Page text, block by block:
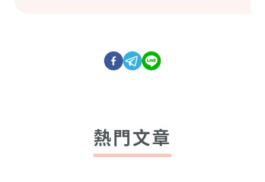
熱門文章